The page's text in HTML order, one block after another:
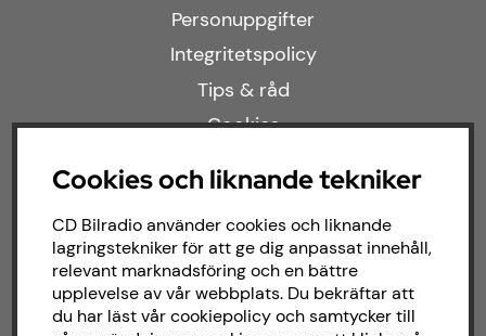
Personuppgifter
Integritetspolicy
Tips & råd
Cookies
Kampanjer
Modellanpassat
Cookies och liknande tekniker
CD Bilradio använder cookies och liknande
lagringstekniker för att ge dig anpassat innehåll,
relevant marknadsföring och en bättre
upplevelse av vår webbplats. Du bekräftar att
du har läst vår cookiepolicy och samtycker till